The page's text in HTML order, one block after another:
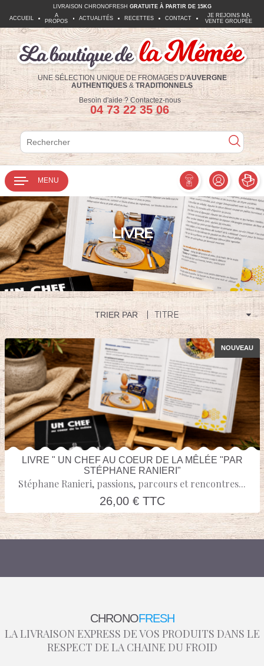
LIVRAISON CHRONOFRESH GRATUITE À PARTIR DE 15KG
ACCUEIL
A
PROPOS
ACTUALITÉS RECETTES CONTACT
JE REJOINS MA
VENTE GROUPÉE
UNE SÉLECTION UNIQUE DE FROMAGES D'AUVERGNE
AUTHENTIQUES & TRADITIONNELS
Besoin d'aide ?Contactez-nous
Téléphone :
04 73 22 35 06
Rechercher
Rechercher
MENU
LIVRE
TRIER PAR
NOUVEAU
LIVRE " UN CHEF AU COEUR DE LA MÊLÉE "PAR
STÉPHANE RANIERI"
Stéphane Ranieri, passions, parcours et rencontres...
26,00 € TTC
CHRONOFRESH
LA LIVRAISON EXPRESS DE VOS PRODUITS DANS LE
RESPECT DE LA CHAINE DU FROID